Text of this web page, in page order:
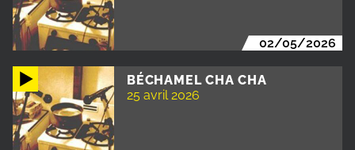
02/05/2026
BÉCHAMEL CHA CHA
25 avril 2026